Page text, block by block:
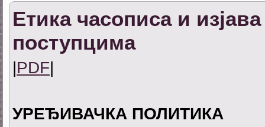
Етика часописа и
поступцима
PDF
УРЕЂИВАЧКА ПОЛИТИКА